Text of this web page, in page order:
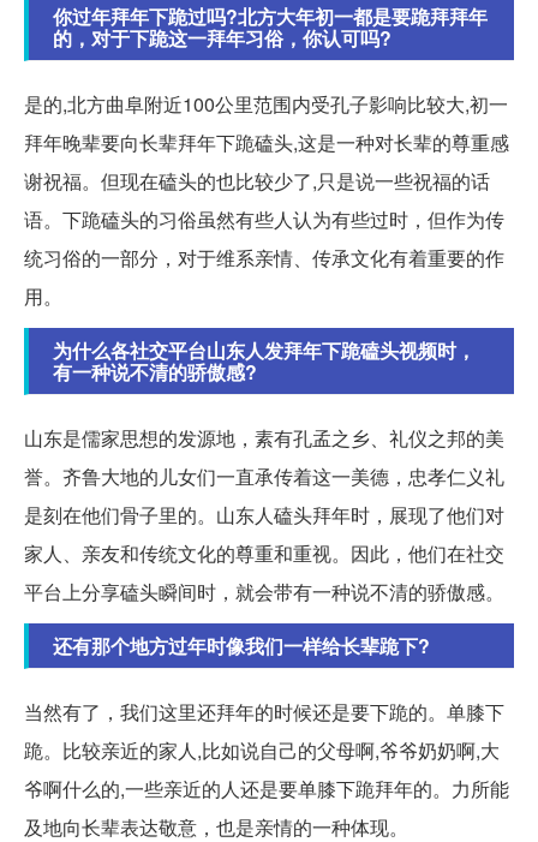
你过年拜年下跪过吗?北方大年初一都是要跪拜拜年
的，对于下跪这一拜年习俗，你认可吗?
是的,北方曲阜附近100公里范围内受孔子影响比较大,初一
拜年晚辈要向长辈拜年下跪磕头,这是一种对长辈的尊重感
谢祝福。但现在磕头的也比较少了,只是说一些祝福的话
语。下跪磕头的习俗虽然有些人认为有些过时，但作为传
统习俗的一部分，对于维系亲情、传承文化有着重要的作
用。
为什么各社交平台山东人发拜年下跪磕头视频时，
有一种说不清的骄傲感?
山东是儒家思想的发源地，素有孔孟之乡、礼仪之邦的美
誉。齐鲁大地的儿女们一直承传着这一美德，忠孝仁义礼
是刻在他们骨子里的。山东人磕头拜年时，展现了他们对
家人、亲友和传统文化的尊重和重视。因此，他们在社交
平台上分享磕头瞬间时，就会带有一种说不清的骄傲感。
还有那个地方过年时像我们一样给长辈跪下?
当然有了，我们这里还拜年的时候还是要下跪的。单膝下
跪。比较亲近的家人,比如说自己的父母啊,爷爷奶奶啊,大
爷啊什么的,一些亲近的人还是要单膝下跪拜年的。力所能
及地向长辈表达敬意，也是亲情的一种体现。